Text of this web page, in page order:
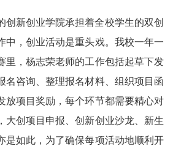
创新创业学院承担着全校学生的双创
中，创业活动是重头戏。我校一年一
里，杨志荣老师的工作包括起草下发
名咨询、整理报名材料、组织项目函
放项目奖励，每个环节都需要精心对
大创项目申报、创新创业沙龙、新生
是如此，为了确保每项活动地顺利开